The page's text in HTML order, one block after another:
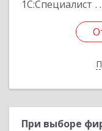
1С:Специалист
При выборе